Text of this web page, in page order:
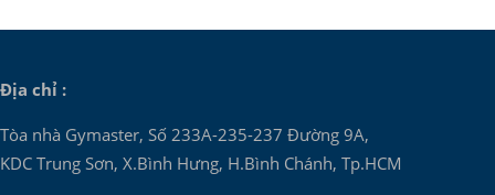
Địa chỉ :
Tòa nhà Gymaster, Số 233A-235-237 Đường 9A,
KDC Trung Sơn, X.Bình Hưng, H.Bình Chánh, Tp.HCM